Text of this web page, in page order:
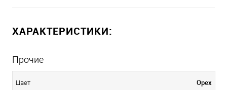
ХАРАКТЕРИСТИКИ:
Прочие
Цвет Орех